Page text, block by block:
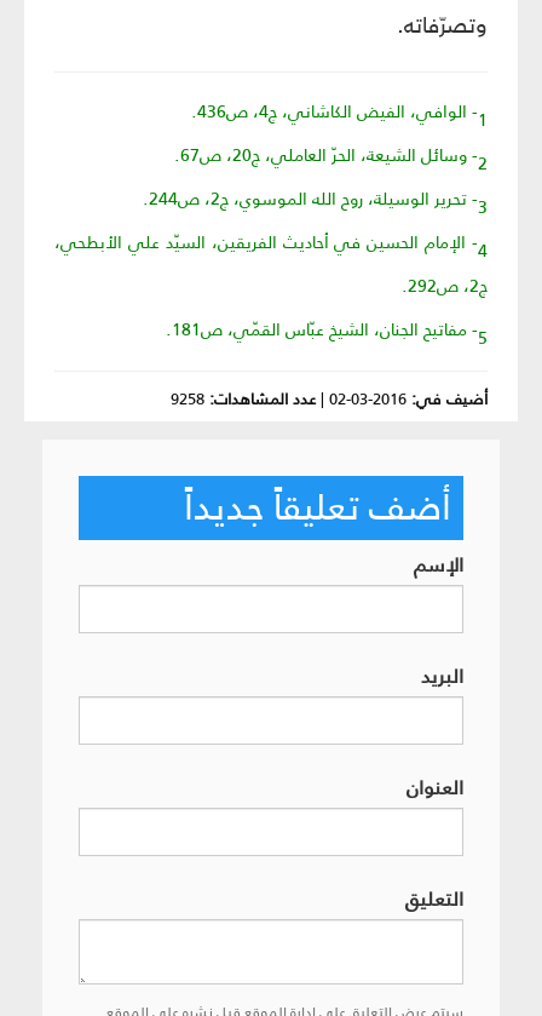
وتصرّفاته.
1- الوافي، الفيض الكاشاني، ج4، ص436.
2- وسائل الشيعة، الحرّ العاملي، ج20، ص67.
3- تحرير الوسيلة، روح الله الموسوي، ج2، ص244.
4- الإمام الحسين في أحاديث الفريقين، السيّد علي الأبطحي،
ج2، ص292.
5- مفاتيح الجنان، الشيخ عبّاس القمّي، ص181.
أضيف في: 2016-03-02
|عدد المشاهدات: 9258
أضف تعليقاً جديداً
الإسم
البريد
العنوان
التعليق